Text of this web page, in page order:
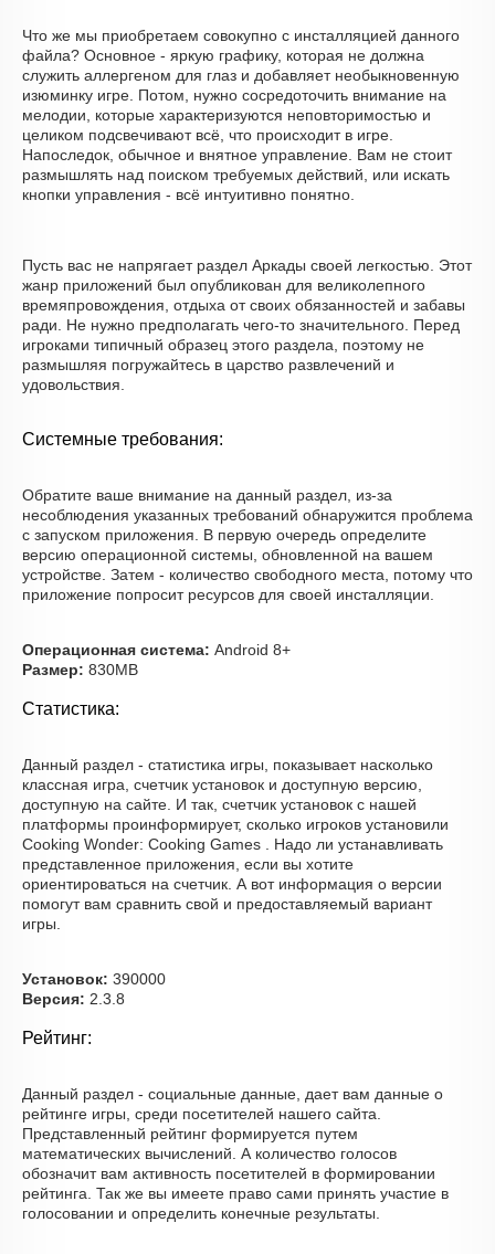
Что же мы приобретаем совокупно с инсталляцией данного
файла? Основное - яркую графику, которая не должна
служить аллергеном для глаз и добавляет необыкновенную
изюминку игре. Потом, нужно сосредоточить внимание на
мелодии, которые характеризуются неповторимостью и
целиком подсвечивают всё, что происходит в игре.
Напоследок, обычное и внятное управление. Вам не стоит
размышлять над поиском требуемых действий, или искать
кнопки управления - всё интуитивно понятно.
Пусть вас не напрягает раздел Аркады своей легкостью. Этот
жанр приложений был опубликован для великолепного
времяпровождения, отдыха от своих обязанностей и забавы
ради. Не нужно предполагать чего-то значительного. Перед
игроками типичный образец этого раздела, поэтому не
размышляя погружайтесь в царство развлечений и
удовольствия.
Системные требования:
Обратите ваше внимание на данный раздел, из-за
несоблюдения указанных требований обнаружится проблема
с запуском приложения. В первую очередь определите
версию операционной системы, обновленной на вашем
устройстве. Затем - количество свободного места, потому что
приложение попросит ресурсов для своей инсталляции.
Операционная система: Android 8+
Размер: 830MB
Статистика:
Данный раздел - статистика игры, показывает насколько
классная игра, счетчик установок и доступную версию,
доступную на сайте. И так, счетчик установок с нашей
платформы проинформирует, сколько игроков установили
Cooking Wonder: Cooking Games . Надо ли устанавливать
представленное приложения, если вы хотите
ориентироваться на счетчик. А вот информация о версии
помогут вам сравнить свой и предоставляемый вариант
игры.
Установок: 390000
Версия: 2.3.8
Рейтинг:
Данный раздел - социальные данные, дает вам данные о
рейтинге игры, среди посетителей нашего сайта.
Представленный рейтинг формируется путем
математических вычислений. А количество голосов
обозначит вам активность посетителей в формировании
рейтинга. Так же вы имеете право сами принять участие в
голосовании и определить конечные результаты.